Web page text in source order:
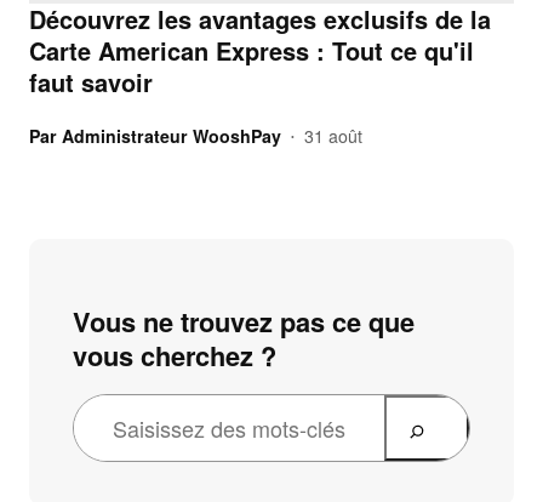
Découvrez les avantages exclusifs de la
Carte American Express : Tout ce qu'il
faut savoir
Par Administrateur WooshPay • 31 août
Vous ne trouvez pas ce que
vous cherchez ?